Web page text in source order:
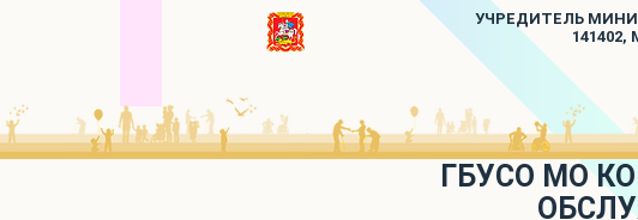
УЧРЕДИТЕЛЬ
141402,
ГБУСО МО